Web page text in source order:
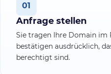
01
Anfrage stellen
Sie tragen Ihre Domain im
bestätigen ausdrücklich,
berechtigt sind.